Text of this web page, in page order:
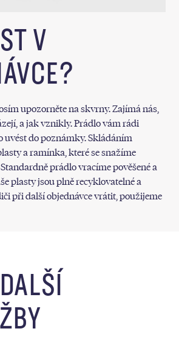
V
upozorněte na skvrny. Zajímá nás,
a jak vznikly. Prádlo vám rádi
uvést do poznámky. Skládáním
a ramínka, které se snažíme
prádlo vracíme pověšené a
plasty jsou plně recyklovatelné a
při další objednávce vrátit, použijeme